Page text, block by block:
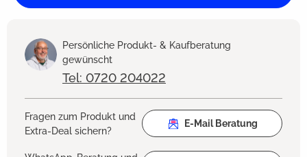
Persönliche Produkt- & Kaufberatung
gewünscht
Tel: 0720 204022
Fragen zum Produkt und
Extra-Deal sichern?
E-Mail Beratung